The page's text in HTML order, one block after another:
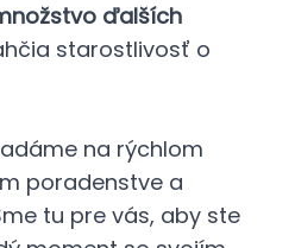
ďalších
starostlivosť o
na rýchlom
poradenstve a
tu pre vás, aby ste